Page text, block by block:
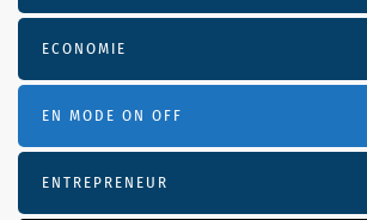
ECONOMIE
EN MODE ON OFF
ENTREPRENEUR